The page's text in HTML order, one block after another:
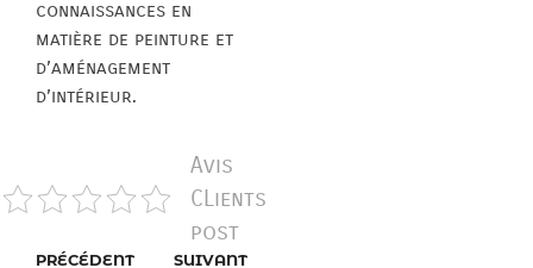
connaissances en
matière de peinture et
d’aménagement
d’intérieur.
Avis
CLients
post
PRÉCÉDENT SUIVANT